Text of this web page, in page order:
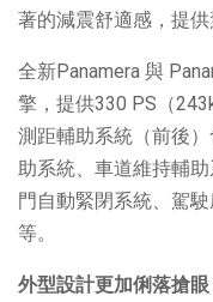
著的減震舒適感，提
全新Panamera 與
擎，提供330 PS（
測距輔助系統（前後
助系統、車道維持輔
門自動緊閉系統、駕
等。
外型設計更加俐落搶眼